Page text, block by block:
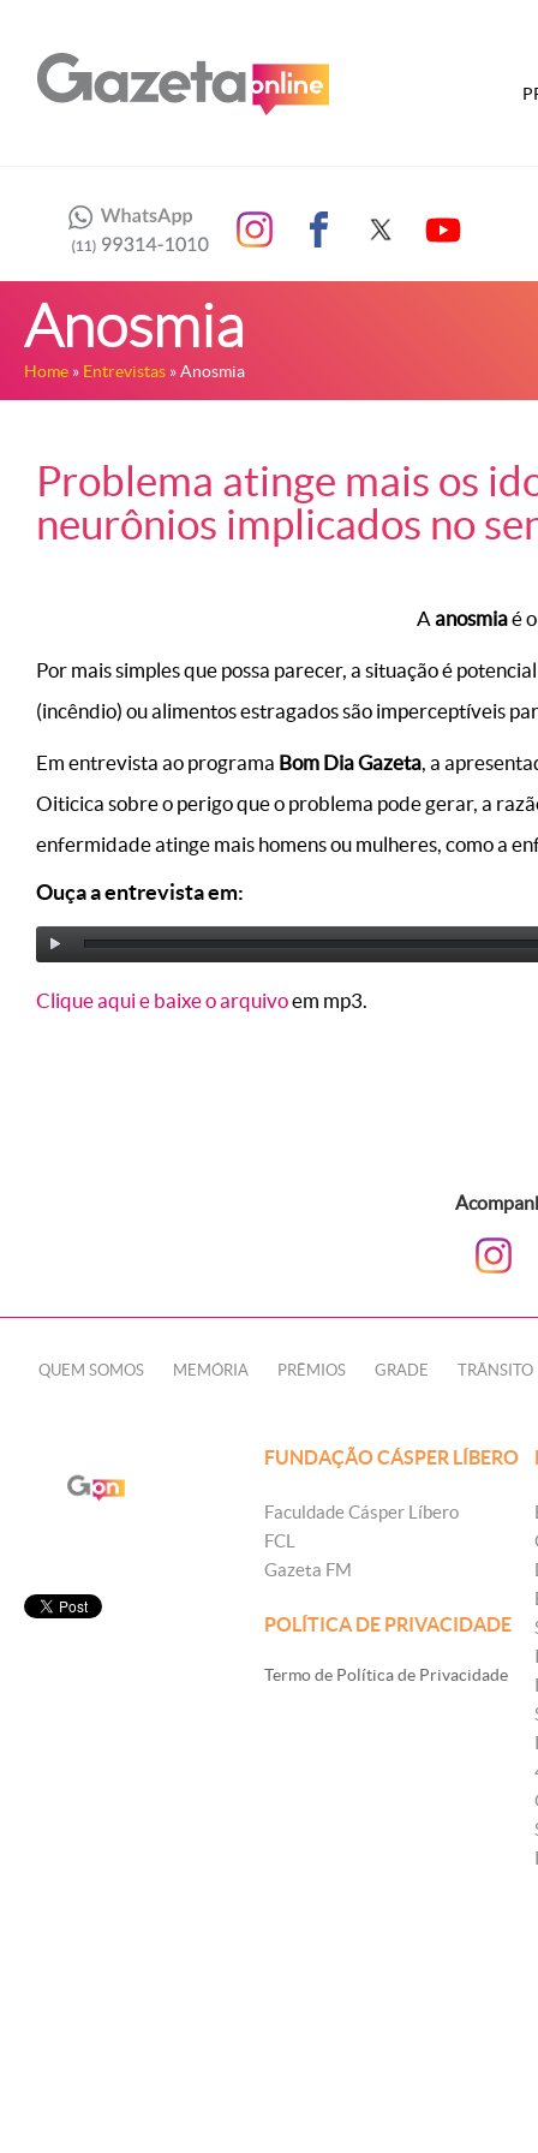
Anosmia
Home » Entrevistas » Anosmia
Problema atinge mais os
neurônios implicados no
Aanosmiaé
Por mais simples que possa parecer, a situação é
(incêndio) ou alimentos estragados são imperceptíveis
Em entrevista ao programa Bom Dia Gazeta, a
Oiticica sobre o perigo que o problema pode gerar, a
enfermidade atinge mais homens ou mulheres, como a
Ouça a entrevista em:
Clique aqui e baixe o arquivoem mp3.
QUEM SOMOS MEMÓRIA PRÊMIOS GRADE TRÂNSITO
FUNDAÇÃO CÁSPER LÍBERO
Faculdade Cásper Líbero
FCL
Gazeta FM
POLÍTICA DE PRIVACIDADE
Termo de Política de Privacidade